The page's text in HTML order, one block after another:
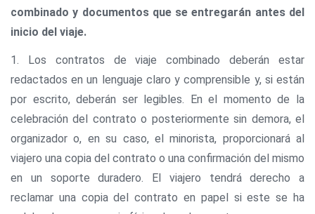
combinado y documentos que se entregarán antes del
inicio del viaje.
1. Los contratos de viaje combinado deberán estar
redactados en un lenguaje claro y comprensible y, si están
por escrito, deberán ser legibles. En el momento de la
celebración del contrato o posteriormente sin demora, el
organizador o, en su caso, el minorista, proporcionará al
viajero una copia del contrato o una confirmación del mismo
en un soporte duradero. El viajero tendrá derecho a
reclamar una copia del contrato en papel si este se ha